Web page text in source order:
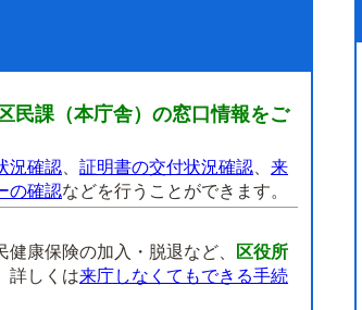
民課（本庁舎）の窓口情報をご
況確認 証明書の交付状況確認
来
の確認などを行うことができます。
康保険の加入・脱退など、
区役所
詳しくは来庁しなくてもできる手続